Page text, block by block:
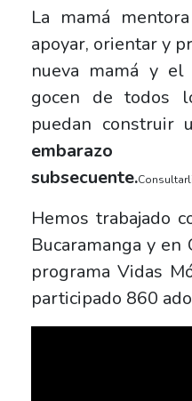
La mamá
apoyar, orientar y
nueva mamá y
gocen de todos
puedan construir
embarazo
subsecuente.
Hemos trabajado
Bucaramanga y
programa Vidas
participado 860